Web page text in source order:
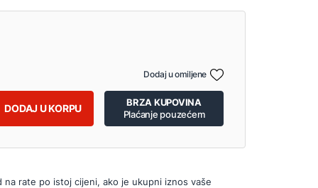
DODAJ U KORPU
BRZA KUPOVINA
Plaćanje pouzećem
Dodaj u omiljene
na rate po istoj cijeni, ako je ukupni iznos vaše